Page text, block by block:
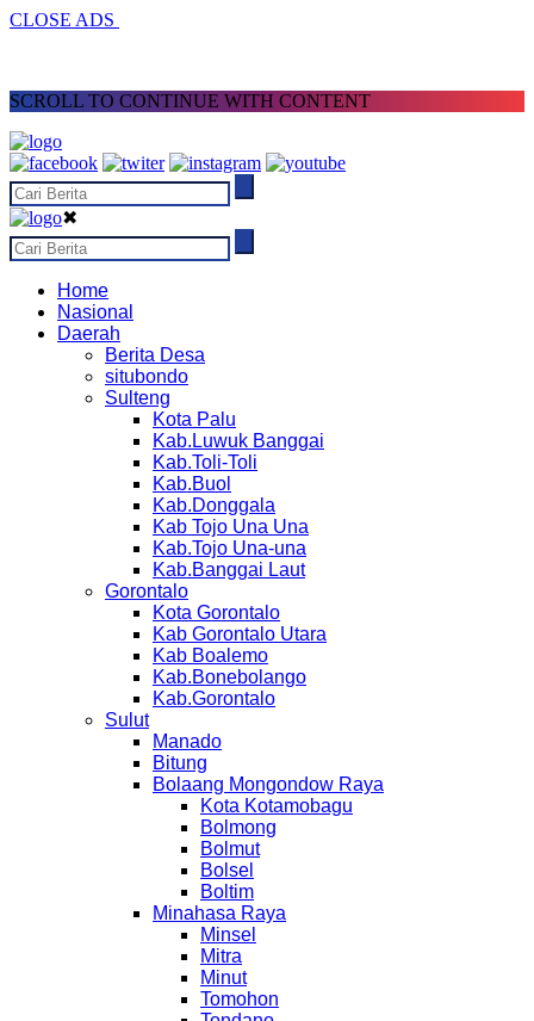
CLOSE ADS
SCROLL TO CONTINUE WITH CONTENT
✖
Home
Nasional
Daerah
Berita Desa
situbondo
Sulteng
Kota Palu
Kab.Luwuk Banggai
Kab.Toli-Toli
Kab.Buol
Kab.Donggala
Kab Tojo Una Una
Kab.Tojo Una-una
Kab.Banggai Laut
Gorontalo
Kota Gorontalo
Kab Gorontalo Utara
Kab Boalemo
Kab.Bonebolango
Kab.Gorontalo
Sulut
Manado
Bitung
Bolaang Mongondow Raya
Kota Kotamobagu
Bolmong
Bolmut
Bolsel
Boltim
Minahasa Raya
Minsel
Mitra
Minut
Tomohon